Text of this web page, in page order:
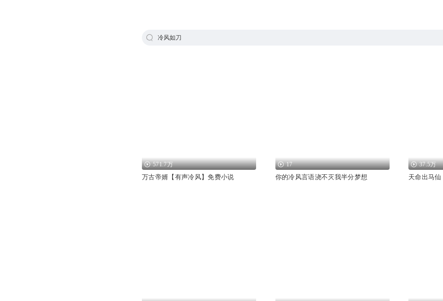
冷风如刀
571.7万
万古帝婿【有声冷风】免费小说
17
你的冷风言语浇不灭我半分梦想
37.5万
天命出马